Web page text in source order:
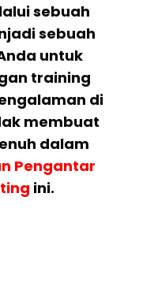
sebuah
sebuah
untuk
training
di
membuat
dalam
Pengantar
ini.